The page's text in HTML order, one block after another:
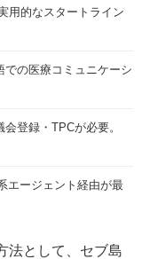
用的なスタートライン
での医療コミュニケーシ
登録・TPCが必要。
エージェント経由が最
法として、セブ島